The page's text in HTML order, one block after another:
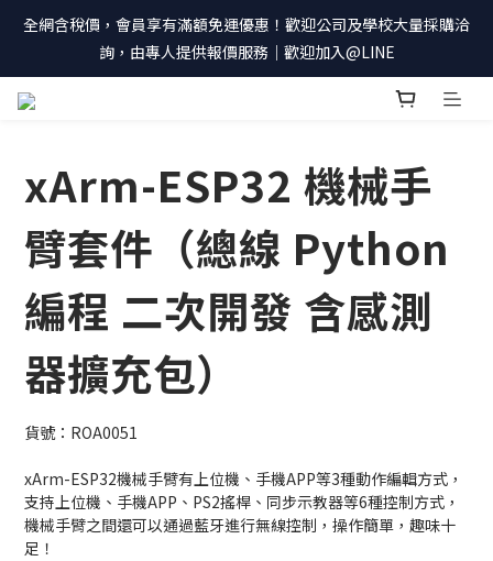
全網含稅價，會員享有滿額免運優惠！歡迎公司及學校大量採購洽
詢，由專人提供報價服務｜歡迎加入@LINE
xArm-ESP32 機械手
臂套件（總線 Python
編程 二次開發 含感測
器擴充包）
貨號：ROA0051
xArm-ESP32機械手臂有上位機、手機APP等3種動作編輯方式，
支持上位機、手機APP、PS2搖桿、同步示教器等6種控制方式，
機械手臂之間還可以通過藍牙進行無線控制，操作簡單，趣味十
足！